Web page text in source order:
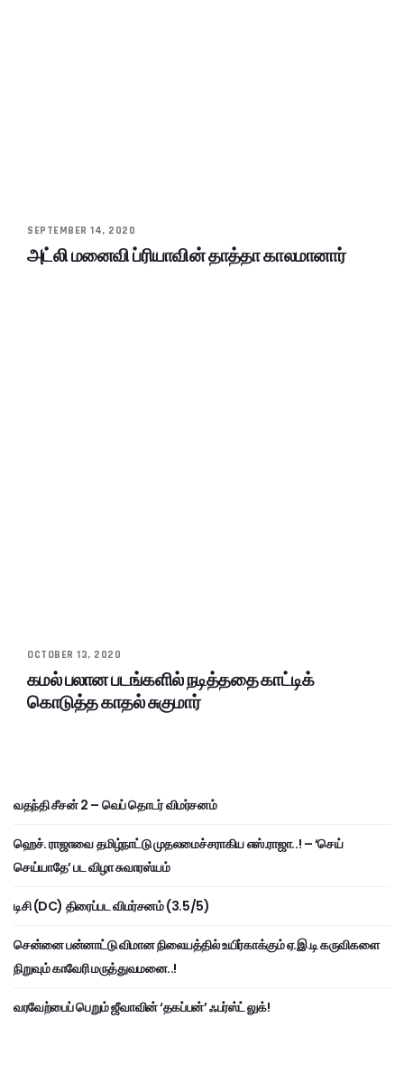
SEPTEMBER 14, 2020
அட்லி மனைவி ப்ரியாவின் தாத்தா காலமானார்
OCTOBER 13, 2020
கமல் பலான படங்களில் நடித்ததை காட்டிக்
கொடுத்த காதல் சுகுமார்
வதந்தி சீசன் 2 – வெப் தொடர் விமர்சனம்
ஹெச். ராஜாவை தமிழ்நாட்டு முதலமைச்சராகிய எஸ்.ராஜா..! – ‘செய்
செய்யாதே’ பட விழா சுவாரஸ்யம்
டிசி (DC) திரைப்பட விமர்சனம் (3.5/5)
சென்னை பன்னாட்டு விமான நிலையத்தில் உயிர்காக்கும் ஏ.இ.டி கருவிகளை
நிறுவும் காவேரி மருத்துவமனை..!
வரவேற்பைப் பெறும் ஜீவாவின் ‘தகப்பன்’ ஃபர்ஸ்ட் லுக்!